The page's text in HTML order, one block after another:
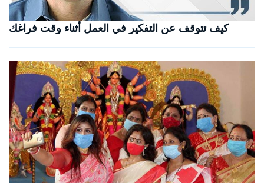
كيف تتوقف عن التفكير في العمل أثناء وقت فراغك